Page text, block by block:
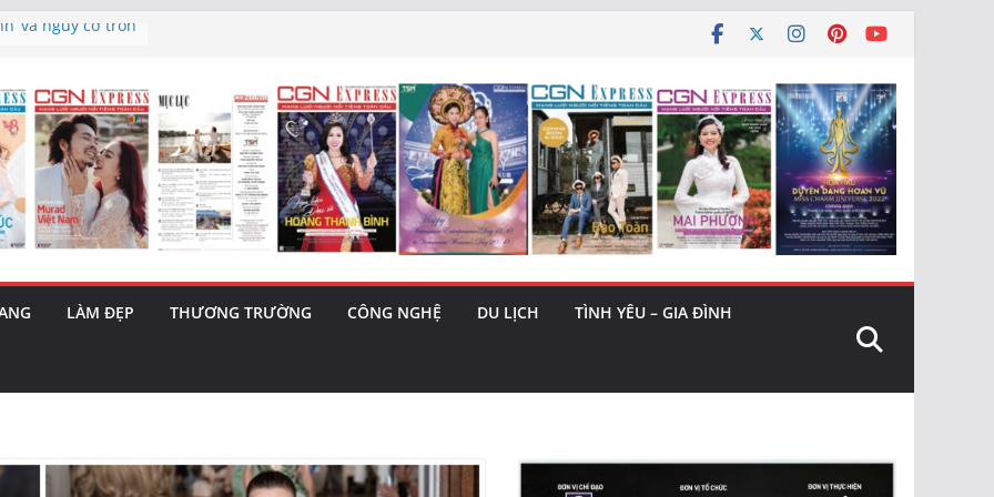
và nguy cơ trốn
mai”
phiên tăng
– 1 Cơ hội
cùng MTH
(5/8): Bật tăng
LÀM ĐẸP THƯƠNG TRƯỜNG CÔNG NGHỆ DU LỊCH TÌNH YÊU – GIA ĐÌNH